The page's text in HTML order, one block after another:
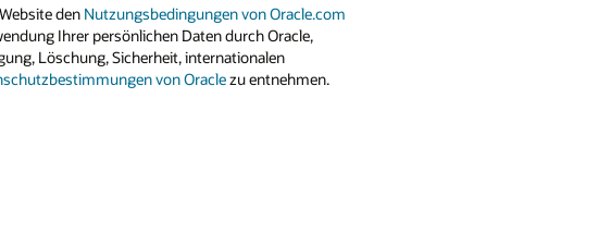
den Nutzungsbedingungen von Oracle.com
Ihrer persönlichen Daten durch Oracle,
Löschung, Sicherheit, internationalen
von Oraclezu entnehmen.